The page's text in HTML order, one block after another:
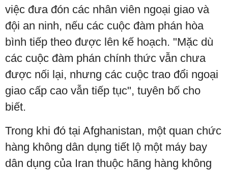
việc đưa đón các nhân viên ngoại giao và
đội an ninh, nếu các cuộc đàm phán hòa
bình tiếp theo được lên kế hoạch. "Mặc dù
các cuộc đàm phán chính thức vẫn chưa
được nối lại, nhưng các cuộc trao đổi ngoại
giao cấp cao vẫn tiếp tục", tuyên bố cho
biết.
Trong khi đó tại Afghanistan, một quan chức
hàng không dân dụng tiết lộ một máy bay
dân dụng của Iran thuộc hãng hàng không